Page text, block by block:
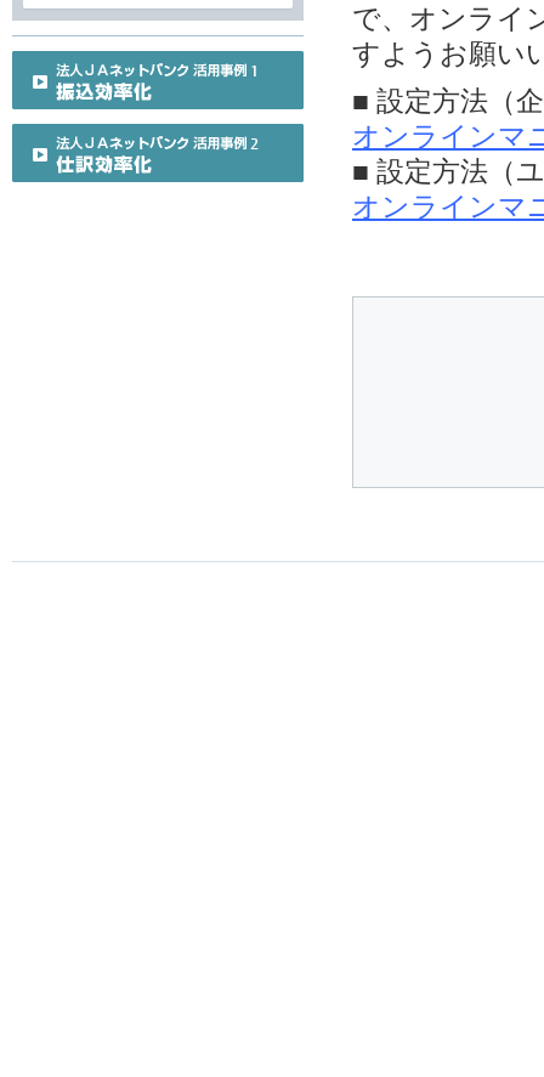
で、オンライ
すようお願い
■ 設定方法（
オンラインマ
■ 設定方法（
オンラインマ